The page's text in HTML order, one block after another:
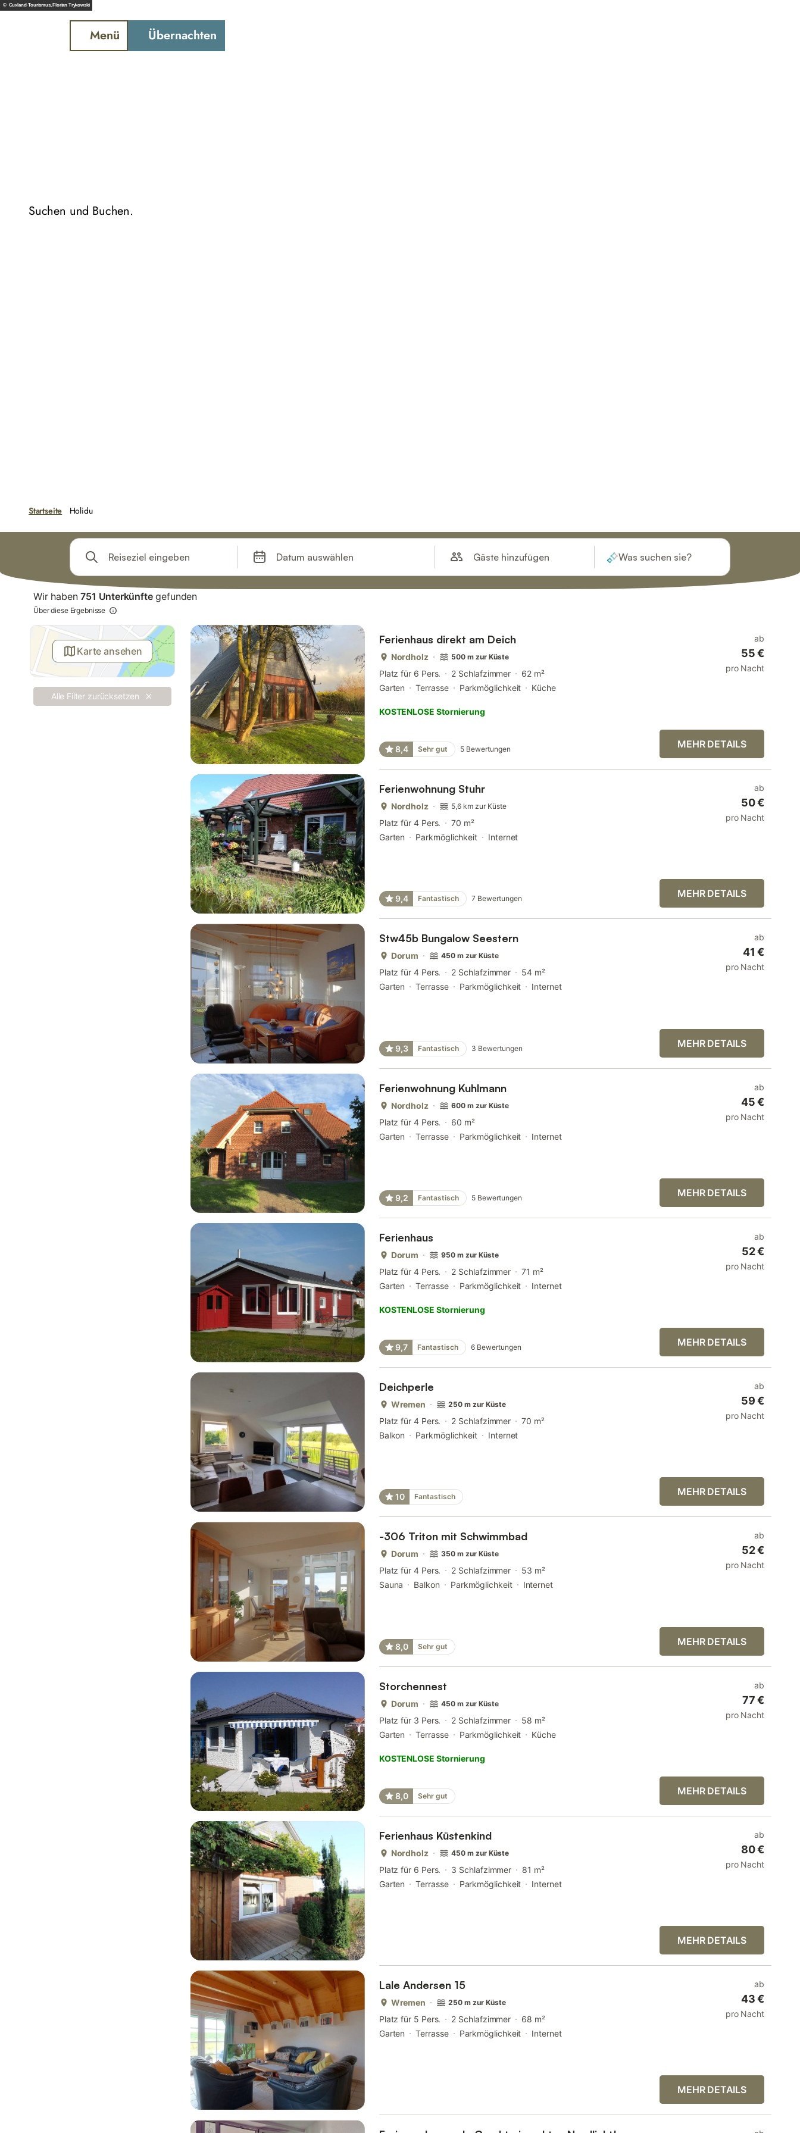
Filter
Angebote
Datum auswählen Gäste hinzufügen Was suchen sie?
Wir haben751 Unterkünftegefunden
Über diese Ergebnisse
Karte ansehen
Alle Filter zurücksetzen
Ferienhaus direkt am Deich
Nordholz 500 m zur Küste
Platz für 6 Pers. 2 Schlafzimmer
62 m²
Garten
Terrasse Parkmöglichkeit Küche
KOSTENLOSE Stornierung
8,4 Sehr gut 5 Bewertungen
ab
55 €
pro Nacht
MEHR DETAILS
Ferienwohnung Stuhr
Nordholz 5,6 km zur Küste
Platz für 4 Pers.
70 m²
Garten
Parkmöglichkeit Internet
9,4 Fantastisch 7 Bewertungen
ab
50 €
pro Nacht
MEHR DETAILS
Stw45b Bungalow Seestern
Dorum 450 m zur Küste
Platz für 4 Pers. 2 Schlafzimmer
54 m²
Garten
Terrasse Parkmöglichkeit Internet
9,3 Fantastisch 3 Bewertungen
ab
41 €
pro Nacht
MEHR DETAILS
Ferienwohnung Kuhlmann
Nordholz 600 m zur Küste
Platz für 4 Pers.
60 m²
Garten
Terrasse Parkmöglichkeit Internet
9,2 Fantastisch 5 Bewertungen
ab
45 €
pro Nacht
MEHR DETAILS
Ferienhaus
Dorum 950 m zur Küste
Platz für 4 Pers. 2 Schlafzimmer
71 m²
Garten
Terrasse Parkmöglichkeit Internet
KOSTENLOSE Stornierung
9,7 Fantastisch 6 Bewertungen
ab
52 €
pro Nacht
MEHR DETAILS
Deichperle
Wremen 250 m zur Küste
Platz für 4 Pers. 2 Schlafzimmer
70 m²
Balkon
Parkmöglichkeit Internet
10 Fantastisch
ab
59 €
pro Nacht
MEHR DETAILS
-306 Triton mit Schwimmbad
Dorum 350 m zur Küste
Platz für 4 Pers. 2 Schlafzimmer
53 m²
Sauna
Balkon Parkmöglichkeit Internet
8,0 Sehr gut
ab
52 €
pro Nacht
MEHR DETAILS
Storchennest
Dorum 450 m zur Küste
Platz für 3 Pers. 2 Schlafzimmer
58 m²
Garten
Terrasse Parkmöglichkeit Küche
KOSTENLOSE Stornierung
8,0 Sehr gut
ab
77 €
pro Nacht
MEHR DETAILS
Ferienhaus Küstenkind
Nordholz 450 m zur Küste
Platz für 6 Pers. 3 Schlafzimmer
81 m²
Garten
Terrasse Parkmöglichkeit Internet
ab
80 €
pro Nacht
MEHR DETAILS
Lale Andersen 15
Wremen 250 m zur Küste
Platz für 5 Pers. 2 Schlafzimmer
68 m²
Garten
Terrasse Parkmöglichkeit Internet
ab
43 €
pro Nacht
MEHR DETAILS